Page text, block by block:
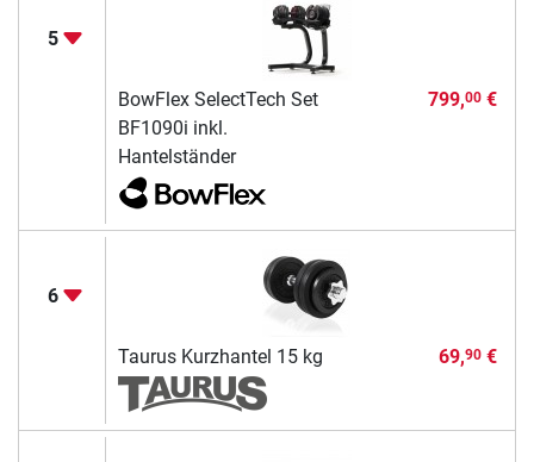
5
BowFlex SelectTech Set
BF1090i inkl.
Hantelständer
799,00€
6
Taurus Kurzhantel 15 kg 69,90€